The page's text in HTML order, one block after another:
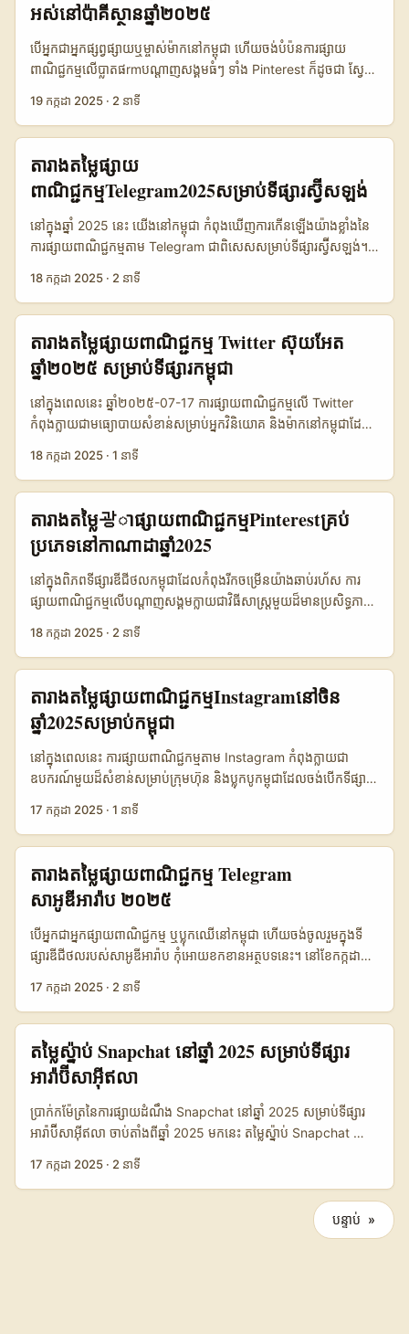
គោលដៅ (Targeted Ads)៖ តម្លៃប្រហែល ២០ ដុល្លារ ក្រោមសម្រាប់គ្រប់
១០០០ ចំណូលទស្សនា (CPM - Cost Per Mille)។ តម្លៃទាំងនេះមានការ
ប្រែប្រួលទៅតាមទីផ្សារ និងសមត្ថភាពនៃអ្នកទិញផ្សាយ (media buying)
ជាពិសេសនៅទីផ្សារកម្ពុជា ដែលប្រើប្រាស់រៀងរាល់ថ្ងៃក្នុងការផ្សាយផ្សព្វផ្សាយ
លើ TikTok Cambodia។ ...
ប្រទេស និងការលាយបញ្ចូលចំណេះដឹងជាមួយ Switzerland digital
marketing ដើម្បីទទួលបានលទ្ធផលល្អ។ 📊 តម្លៃផ្សាយពាណិជ្ជកម្ម
TikTok នៅ Switzerland ឆ្នាំ ២០២៥ តាមការសិក្សាថ្មីៗ និងការប្រមូល
ទិន្នន័យចុងក្រោយ នៅថ្ងៃទី ១៨ ខែកក្កដាឆ្នាំ ២០២៥ តម្លៃផ្សាយពាណិជ្ជកម្ម
TikTok នៅ Switzerland មានការផ្លាស់ប្តូរនៅក្នុងប្រភេទផ្សេងៗគ្នា៖ In-
Feed Ads (ផ្សាយនៅក្នុងវីដេអូរបស់អ្នកប្រើប្រាស់)៖ តម្លៃចាប់ពី $10 ដល់
(ការផ្សាយពាណិជ្ជកម្មពេញអេក្រង់ពេលបើកកម្មវិធី)៖ តម្លៃវែងៗអាចទៅដល់
$50,000 ក្នុងមួយថ្ងៃសម្រាប់ទីផ្សារធំៗនៅ Switzerland។ TopView
Ads (វីដេអូដែលបង្ហាញនៅកំពូលចាប់ពីបើកកម្មវិធី)៖ តម្លៃជាមធ្យមប្រហែល
$20,000 ក្នុងមួយថ្ងៃ។ Branded Effects (អេហ្វហ្វិកតសម្រាប់បង្កើត
ម៉ូដថ្មីៗ)៖ តម្លៃផ្តាច់មុខចាប់ពី $15,000 ដល់ $40,000 ក្នុងមួយការ
ផ្សាយ។ ការចំណាយនេះគឺខុសគ្នាដោយផ្អែកលើការចំនួនអ្នកទស្សនា និង
ប្រៀបធៀបជាមួយ TikTok Cambodia ដែលមានតម្លៃទាបជាងនៅកម្រិត
CPM $3 ទៅ $8 លើការផ្សាយតាម In-Feed Ads។ ...
អស់នៅប៉ាគីស្ថានឆ្នាំ២០២៥
បើអ្នកជាអ្នកផ្សព្វផ្សាយឬម្ចាស់ម៉ាកនៅកម្ពុជា ហើយចង់បំប៉នការផ្សាយ
ពាណិជ្ជកម្មលើប្លាតផrmបណ្តាញសង្គមធំៗ ទាំង Pinterest ក៏ដូចជា ស្វែង
រំលងបានទេ។ នៅថ្ងៃទី ១៨ ខែកក្កដា ឆ្នាំ ២០២៥ ខ្ញុំសូមចែករំលែកទិន្នន័យ
ចំណាយអាចប្រៀបធៀបទៅនឹងទីផ្សារប្រទេសកម្ពុជារបស់យើងដែរ។ ការយល់
ដឹងអំពី 2025 ad rates នឹងជួយអ្នកបង្រៀនយល់ពី media buying
និង Pinterest advertising នៅក្នុងបរិបទ Pakistan digital
marketing និង Pinterest Cambodia ពីព្រោះការចំណាយ និងរបៀប
ធ្វើផ្សាយពាណិជ្ជកម្មមានភាពខុសគ្នាតាមទីផ្សារ។ 📢 តើ Pinterest
advertising នៅប៉ាគីស្ថានមានអ្វីពិសេស? Pinterest គឺជាប្លាតផrmមួយ
ដែលមានអ្នកប្រើប្រាស់ធំជាង ៤០លាននាក់ក្នុងប៉ាគីស្ថាន។ ពួកគេមើលរក
គំនិត ទំនិញ និងសេវាកម្មជាច្រើនតាមរយៈภาพ និងវីដេអូខ្លី។ នៅកម្ពុជា ការ
អ្នកប្រើប្រាស់វ័យក្មេង និងម្ចាស់អាជីវកម្មតូចៗចាប់អារម្មណ៍ចូលរួម។ ការ
ផ្សាយពាណិជ្ជកម្មលើ Pinterest មានជម្រើសជាច្រើន ដូចជា Promoted
Pins, Video Ads និង Shopping Ads។ ក្នុង Pakistan digital
marketing ការចំណាយសម្រាប់ Pinterest advertising នៅឆ្នាំ
២០២៥ គឺមានលក្ខណៈប្រកួតប្រជែងខ្លាំង ដោយតម្លៃ CPM (តម្លៃក្នុងមួយ
ពិន្ទុមើល) ប្រហែល $2.5 ដល់ $4.5 ដែលប្រែប្រួលតាមប្រភេទជោគជ័យនៃ
19 កក្កដា 2025 · 2 នាទី
តារាងតម្លៃផ្សាយ
ពាណិជ្ជកម្មTelegram2025សម្រាប់ទីផ្សារស្វ៊ីសឡង់
នៅក្នុងឆ្នាំ 2025 នេះ យើងនៅកម្ពុជា កំពុងឃើញការកើនឡើងយ៉ាងខ្លាំងនៃ
ការផ្សាយពាណិជ្ជកម្មតាម Telegram ជាពិសេសសម្រាប់ទីផ្សារស្វ៊ីសឡង់។
ផ្សព្វផ្សាយពាណិជ្ជកម្មសម្រាប់អ្នកប្រើប្រាស់ជាច្រើនជុំវិញពិភពលោក។ តារាង
គឺជារឿងដែលអ្នកផ្សព្វផ្សាយ និងអតិថិជននៅកម្ពុជាគួរតែយល់ដឹងដើម្បីសំរាប់
រៀបចំយុទ្ធសាស្រ្តទីផ្សារ ឬ media buying របស់ខ្លួនឲ្យមានប្រសិទ្ធភាពខ្ពស់
បំផុត។ 📢 Telegram Advertising ជាគន្លងថ្មីសម្រាប់ទីផ្សារស្វ៊ីសឡង់
Telegram គឺជាកម្មវិធីផ្ញើសារ និងបណ្តាញសង្គមមួយដែលមានប្រជាប្រិយ
ភាពខ្លាំងនៅស្វ៊ីសឡង់ ដោយមានមុខងារច្រើនទាក់ទងនឹងក្រុមជាពិសេស
(Groups) និងប៉ុស្តិ៍ (Channels) ដែលអាចប្រើសម្រាប់ផ្សាយពាណិជ្ជកម្ម
កាន់តែច្បាស់លាស់។ នៅកម្ពុជា ការផ្សាយពាណិជ្ជកម្មតាម Telegram
Cambodia កំពុងកើនឡើង ដោយសារតែការចូលដំណើរការងាយស្រួល និង
(media buying) សម្រាប់ទីផ្សារស្វ៊ីសឡង់ អ្នកផ្សព្វផ្សាយនៅកម្ពុជាត្រូវតែ
យល់ពីតម្លៃផ្សាយពាណិជ្ជកម្ម Telegram Cambodia និងគោលការណ៍
ផ្សាយពាណិជ្ជកម្មនៅទីនោះ ដើម្បីទាញយកលទ្ធផលល្អបំផុត។ 💡 តម្លៃផ្សាយ
ពាណិជ្ជកម្ម Telegram នៅស្វ៊ីសឡង់ឆ្នាំ 2025 តម្លៃផ្សាយពាណិជ្ជកម្ម
Telegram នៅស្វ៊ីសឡង់សម្រាប់ឆ្នាំ 2025 មានការប្រែប្រួលទៅតាមប្រភេទ
ផ្សាយ និងទំហំអ្នកទស្សនា។ តារាងខាងក្រោមបង្ហាញការប៉ាន់ស្មានតម្លៃជាក់
ផ្សាយពាណិជ្ជកម្មក្នុង Channel ទំហំមធ្យម (អ្នកតាមដាន 10,000 -
50,000): 150 ដល់ 400 USD ក្នុងមួយការផ្សាយ ការផ្សាយក្នុង Group
ធំ (50,000+ អ្នកសមាជិក): 300 ដល់ 700 USD ក្នុងមួយការផ្សាយ
កម្មវិធីផ្សាយពាណិជ្ជកម្មគ្រប់ប្រភេទ (All-Category): តម្លៃចាប់ពី 150
USD ទៅលើ 1,000 USD ទៅតាមការចូលដំណើរការបន្ថែម និងការ
ជ្រើសរើសក្រុមអ្នកគោលដៅ នៅកម្ពុជាយើងអាចប្រើប្រាស់ប្រព័ន្ធទូទាត់ជា
ច្រើនដូចជា Wing, Pi Pay, និងធនាគារផ្ទាល់ខ្លួន ដើម្បីទូទាត់សម្រាប់ការ
ផ្សាយពាណិជ្ជកម្មទាំងនេះ។ ការយល់ដឹងពីតម្លៃផ្សាយពាណិជ្ជកម្ម
Telegram Cambodia និងទីផ្សារស្វ៊ីសឡង់ជួយឲ្យអ្នកផ្សាយវិនិយោគបាន
18 កក្កដា 2025 · 2 នាទី
តារាងតម្លៃផ្សាយពាណិជ្ជកម្ម Twitter ស៊ុយអែត
ឆ្នាំ២០២៥ សម្រាប់ទីផ្សារកម្ពុជា
នៅក្នុងពេលនេះ ឆ្នាំ២០២៥-07-17 ការផ្សាយពាណិជ្ជកម្មលើ Twitter
កំពុងក្លាយជាមធ្យោបាយសំខាន់សម្រាប់អ្នកវិនិយោគ និងម៉ាកនៅកម្ពុជាដែល
ផ្សាយពាណិជ្ជកម្ម Twitter សម្រាប់គ្រប់ប្រភេទផ្សាយនៅស៊ុយអែតក្នុងឆ្នាំ
ដើម្បីជួយអ្នកផ្សព្វផ្សាយ និងអ្នកទិញផ្សព្វផ្សាយ (media buying) ទទួល
បានលទ្ធផលល្អបំផុត។ 📢 ទិដ្ឋភាពទូទៅពី Twitter និងទី
ផ្សារឌីជីថលស៊ុយអែត ស៊ុយអែតគឺជាមូលដ្ឋានដ៏រឹងមាំសម្រាប់បច្ចេកវិទ្យា និង
បណ្តាញសង្គម ដោយពិសេស Twitter ដែលមានប្រើប្រាស់យ៉ាងទូលំទូលាយ
សម្រាប់ការផ្សាយពាណិជ្ជកម្មនាពេលថ្មីៗនេះ។ អ្នកប្រើប្រាស់នៅស៊ុយអែតចូល
ចិត្តទទួលបានព័ត៌មានថ្មីៗ និងចែករំលែកមតិយោបល់លើ Twitter ធ្វើឲ្យវាជា
ប្រព័ន្ធផ្សព្វផ្សាយដ៏មានសក្តានុពលសម្រាប់ទីផ្សារឌីជីថល។ នៅកម្ពុជាក៏ដូចគ្នា
ផលិតផល និងសេវាកម្មជាច្រើនកំពុងចាប់ផ្តើមប្រើប្រាស់ Twitter
ទទួលស្គាល់ម៉ាក។ ប៉ុន្តែការចំណាយលើការផ្សាយនៅស៊ុយអែតត្រូវបានគេ
ពិចារណាយ៉ាងម៉ត់ចត់ ដោយផ្អែកលើតម្លៃផ្សាយពាណិជ្ជកម្ម Twitter
(Twitter advertising) នាពេលបច្ចុប្បន្ន។ 💡 តម្លៃផ្សាយពាណិជ្ជកម្ម
Twitter នៅស៊ុយអែតឆ្នាំ ២០២៥ បើនិយាយពីតម្លៃផ្សាយពាណិជ្ជកម្ម
Twitter នៅស៊ុយអែត សម្រាប់ឆ្នាំ ២០២៥ តម្លៃនេះមានការប្រែប្រួលឡើងលើ
បណ្តាប្រភេទផ្សាយផ្សេងៗគ្នា៖ ផ្សាយតាមការបង្ហាញ (CPM - Cost Per
តាមចុច (CPC - Cost Per Click)៖ ប្រហែល $0.3 ដល់ $1.5 ក្នុងមួយ
ការចុច។ ផ្សាយតាមការបំលែង (CPA - Cost Per Action)៖ តម្លៃខ្ពស់
ជាងគេ ប្រហែល $5 ដល់ $20 ក្នុងមួយករណីបំលែង។ មូលហេតុដែលតម្លៃ
ខ្ពស់បែបនេះគឺដោយសារតែទីផ្សារស៊ុយអែតមានសមត្ថភាពទិញខ្ពស់ និង
ប្រព័ន្ធផ្សាយមានភាពច្បាស់លាស់ផ្ដល់តម្លៃល្អសម្រាប់ម៉ាកធំៗ។ ...
18 កក្កដា 2025 · 1 នាទី
តារាងតម្លៃ광ាផ្សាយពាណិជ្ជកម្មPinterestគ្រប់
ប្រភេទនៅកាណាដាឆ្នាំ2025
នៅក្នុងពិភពទីផ្សារឌីជីថលកម្ពុជាដែលកំពុងរីកចម្រើនយ៉ាងឆាប់រហ័ស ការ
ផ្សាយពាណិជ្ជកម្មលើបណ្តាញសង្គមក្លាយជាវិធីសាស្រ្តមួយដ៏មានប្រសិទ្ធភាព
យ៉ាងលឿន។ ក្នុងនាមជាអ្នកប្រើប្រាស់ Pinterest Cambodia ឬអ្នកចង់
ដឹងអំពី 2025 ad rates នៅកាណាដា គឺជាគន្លងដ៏សំខាន់មួយសម្រាប់
ធ្វើសេចក្តីសម្រេចល្អក្នុងការចំណាយថវិកា និងស្វែងរក ROI ខ្ពស់។ 截至
2025-07-17 ការវិភាគថ្មីៗបង្ហាញថា Canada digital marketing
ដោយជាក់លាក់ការផ្សាយពាណិជ្ជកម្មលើ Pinterest កំពុងទទួលបានការ
ទាក់ទាញយ៉ាងខ្លាំង ព្រោះមានអ្នកប្រើប្រាស់សកម្មជាច្រើន និងប្លង់ពាណិជ្ជកម្ម
ដែលអាចសម្របសម្រួលតាមប្រភេទផលិតផល និងសេវាកម្ម។ អ្នកកម្ពុជា
អាចយកចំណេះដឹងនេះទៅអនុវត្តបានយ៉ាងមានប្រសិទ្ធភាព បើសិនជាអ្នកចង់
លេចធ្លោលើទីផ្សារប្រទេសខ្មែរ និងកំចាត់ការប្រកួតប្រជែងពីបណ្តាញផ្សេងៗ។
តារាងតម្លៃផ្សាយពាណិជ្ជកម្ម Pinterest នៅកាណាដា ត្រូវបានកំណត់ដោយ
ចំណុចសំខាន់ៗដូចជា ប្រភេទការផ្សាយ (ផ្សាយតាមចំនួនចុច, តាមការ
បង្ហាញ, ឬតាមការប្រែក្លាយ), វិសាលភាពគោលដៅ, និងកម្រិតប្រកួតប្រជែង
នៃវិស័យ។ ការផ្សាយតាមចំនួនចុច (CPC) ចាប់ពី 0.50 ដុល្លារឡើងទៅ ការ
ផ្សាយតាមការបង្ហាញ (CPM) ត្រូវបានកំណត់ប្រមាណ 5 ដុល្លារឡើងទៅ
សម្រាប់គោលដៅទូទៅ ការផ្សាយតាមការប្រែក្លាយ (CPA) អាចខ្ពស់ជាង 10
media buying សម្រាប់ទីផ្សារកម្ពុជា អ្នកអាចមានការចរចារបន្ថែមដោយ
ផ្អែកលើការប្រើប្រាស់ប្រាក់រៀល (KHR) និងប្រព័ន្ធបង់ប្រាក់ដូចជា Wing ឬ
Pi Pay ដែលពេញនិយមនៅក្នុងប្រទេស។ ...
18 កក្កដា 2025 · 2 នាទី
តារាងតម្លៃផ្សាយពាណិជ្ជកម្មInstagramនៅចិន
ឆ្នាំ2025សម្រាប់កម្ពុជា
នៅក្នុងពេលនេះ ការផ្សាយពាណិជ្ជកម្មតាម Instagram កំពុងក្លាយជា
ឧបករណ៍មួយដ៏សំខាន់សម្រាប់ក្រុមហ៊ុន និងប្លុកបូកម្ពុជាដែលចង់បើកទីផ្សារជុំ
ឧស្សាហកម្មឌីជីថលថែមទាំងមានល្បឿនកំណើតលឿន។ ក្នុងអត្ថបទនេះ
2025 ដែលមានប្រយោជន៍សម្រាប់អ្នកផ្សព្វផ្សាយ និងអ្នកទិញពាណិជ្ជកម្មនៅ
កម្ពុជា។ 截至 2025-07-16, ការផ្សាយពាណិជ្ជកម្មតាម Instagram
នៅចិនកំពុងមានការកំណត់តម្លៃផ្សេងៗគ្នាដែលផ្អែកលើប្រភេទផ្សាយ និង
កម្រិតនៃអ្នកទស្សនា។ ចំណាយសម្រាប់ Instagram advertising នៅ
ទីនេះមិនមែនតម្លៃថោកទេ ប៉ុន្តែតម្លៃនេះត្រូវបានវាយតម្លៃថាមានប្រសិទ្ធភាព
ខ្ពស់ក្នុងការទាក់ទាញអតិថិជនថ្មីៗ។ 📢 បរិបទទីផ្សារអន្ដរជាតិ និងកម្ពុជា
កម្ពុជាបានក្លាយជាតំបន់មួយដែលមានការកើនឡើងយ៉ាងគួរឱ្យចាប់អារម្មណ៍
សម្រាប់ China digital marketing ដោយសារតែការភ្ជាប់អ៊ីនធឺណិត
ក៏កំពុងខ្លាំងឡើងជាមួយប្លុកបូជាច្រើនដែលប្រើប្រាស់សំរាប់ការផ្សាយ
ពាណិជ្ជកម្មជាមួយបណ្តាញរបស់ China និងទីផ្សារអន្តរជាតិផ្សេងៗ។ កម្ពុជា
មានលក្ខណៈពិសេសក្នុងការទូទាត់ដោយប្រាក់រៀល (KHR) ប៉ុន្តែសម្រាប់
ការទិញ media buying ក្នុង Instagram ជារឿយៗ ប្រើប្រាស់ប្រាក់ដុល្លារ
អាមេរិក (USD) ដើម្បីអោយមានភាពអាចទុកចិត្ត និងងាយស្រួលក្នុងការ
វិភាគតម្លៃ។ 📊 តារាងតម្លៃផ្សាយពាណិជ្ជកម្ម Instagram ចិនឆ្នាំ 2025
Image) $50 - $150 ផ្សាយតែមួយរូបភាព, សមស្របសម្រាប់ផលិតផល
ថ្មីៗ វីដេអូខ្លី (Reels/Video) $200 - $500 សម្រាប់ការបង្ហាញរឿងរ៉ាវ ឬ
ផលិតផលសំខាន់ៗ សាច់ញាតិប្លុកបូ (Influencer) $300 - $2000+
17 កក្កដា 2025 · 1 នាទី
តារាងតម្លៃផ្សាយពាណិជ្ជកម្ម Telegram
សាអូឌីអារ៉ាប ២០២៥
បើអ្នកជាអ្នកផ្សាយពាណិជ្ជកម្ម ឬប្លុកឈើនៅកម្ពុជា ហើយចង់ចូលរួមក្នុងទី
ផ្សារឌីជីថលរបស់សាអូឌីអារ៉ាប កុំអោយខកខានអត្ថបទនេះ។ នៅខែកក្កដា
ពាណិជ្ជកម្មលើ Telegram នៅសាអូឌីអារ៉ាប ព្រមទាំងបង្ហាញពីវិធីសាស្រ្ត
គឺជាប្រព័ន្ធផ្សព្វផ្សាយដែលកំពុងពេញនិយមខ្លាំងនៅសាអូឌីអារ៉ាប
ដោយសារតែការរីកចម្រើនរបស់បច្ចេកវិទ្យា និងការរើសយកប្រព័ន្ធឌីជីថល
សំរាប់ប្រកាសពាណិជ្ជកម្ម។ ទាំងនេះធ្វើឲ្យ Telegram Advertising ក្លាយ
ជាជម្រើសដ៏សមរម្យសម្រាប់សហគ្រិន និងអ្នកផ្សព្វផ្សាយអនឡាញ។ 📢
Telegram Advertising នៅសាអូឌីអារ៉ាប ២០២៥ នៅពេលនេះ ប្រើ
ប្រាស់ Telegram Advertising ក្នុងសាអូឌីអារ៉ាប មានលក្ខណៈពិសេស
ខុសពីទីផ្សារខ្មែរ។ ពួកគេមាន Channel និង Group Telegram ដែលមាន
អ្នកដទៃទៀតចូលរួមជាច្រើនម៉ឺនដល់លាននាក់។ តម្លៃផ្សាយពាណិជ្ជកម្មនៅ
ទីនេះ គឺតម្រូវឲ្យអ្នករៀបចំ Media Buying ដោយការវាយតម្លៃល្អលើទិសដៅ
Target Audience និងប្រភេទមាតិកា។ តម្លៃផ្សាយពាណិជ្ជកម្ម ២០២៥
17 កក្កដា 2025 · 2 នាទី
តម្លៃស៉្នាប់ Snapchat នៅឆ្នាំ 2025 សម្រាប់ទីផ្សារ
អារ៉ាប៊ីសាអ៊ីឥលា
ប្រាក់កម៉ែត្រនៃការផ្សាយដំណឹង Snapchat នៅឆ្នាំ 2025 សម្រាប់ទីផ្សារ
អារ៉ាប៊ីសាអ៊ីឥលា ចាប់តាំងពីឆ្នាំ 2025 មកនេះ តម្លៃស៉្នាប់ Snapchat នៅទី
និងអ្នកបង្ហោះមាតិកា នៅក្នុងវិស័យ Digital Marketing។ ពីព្រោះ
ប្រទេសនេះ ហើយក៏ជាទីផ្សារដែលសមរម្យសម្រាប់ការផ្សព្វផ្សាយម៉ាក ឬ
ផលិតផលថ្មីៗ។ ចាប់តាំងពីតុលាការរៀបចំទិន្នន័យក្នុងឆ្នាំ ២០២៥ មកនេះ
17 កក្កដា 2025 · 2 នាទី
បន្ទាប់ »